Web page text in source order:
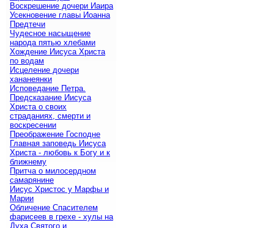
Воскрешение дочери Иаира
Усекновение главы Иоанна
Предтечи
Чудесное насыщение
народа пятью хлебами
Хождение Иисуса Христа
по водам
Исцеление дочери
хананеянки
Исповедание Петра.
Предсказание Иисуса
Христа о своих
страданиях, смерти и
воскресении
Преображение Господне
Главная заповедь Иисуса
Христа - любовь к Богу и к
ближнему
Притча о милосердном
самарянине
Иисус Христос у Марфы и
Марии
Обличение Спасителем
фарисеев в грехе - хулы на
Духа Святого и